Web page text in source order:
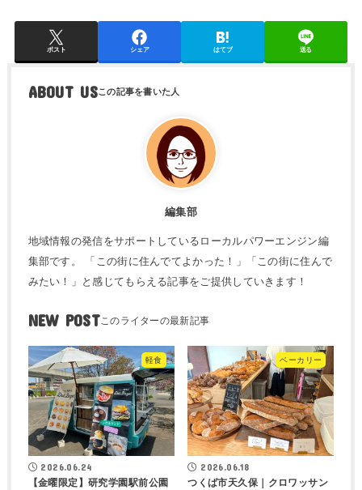
ポスト シェア はてブ 送る
ABOUT US
編集部
地域情報の発信をサポートしているローカルパワーエンジン編
集部です。 「この街に住んでてよかった！」「この街に住んで
みたい！」と感じてもらえる記事をご提供していきます！
NEW POST
軽食
2026.06.24
【金曜限定】研究学園駅前公園
ベーカリー
2026.06.18
つくば市天久保｜クロワッサン